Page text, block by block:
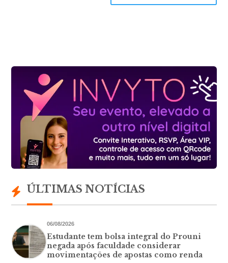
ÚLTIMAS NOTÍCIAS
06/08/2026
Estudante tem bolsa integral do Prouni
negada após faculdade considerar
movimentações de apostas como renda